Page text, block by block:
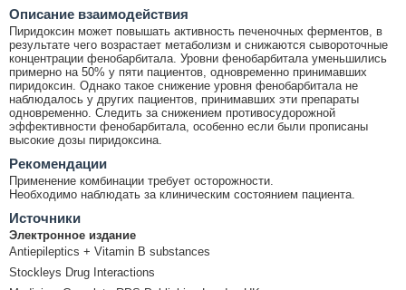
Описание взаимодействия
Пиридоксин может повышать активность печеночных ферментов, в
результате чего возрастает метаболизм и снижаются сывороточные
концентрации фенобарбитала. Уровни фенобарбитала уменьшились
примерно на 50% у пяти пациентов, одновременно принимавших
пиридоксин. Однако такое снижение уровня фенобарбитала не
наблюдалось у других пациентов, принимавших эти препараты
одновременно. Следить за снижением противосудорожной
эффективности фенобарбитала, особенно если были прописаны
высокие дозы пиридоксина.
Рекомендации
Применение комбинации требует осторожности.
Необходимо наблюдать за клиническим состоянием пациента.
Источники
Электронное издание
Antiepileptics + Vitamin B substances
Stockleys Drug Interactions